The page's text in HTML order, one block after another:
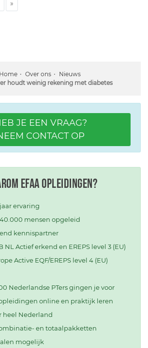
»
Home Over ons
Nieuws
houdt weinig rekening met diabetes
JE EEN VRAAG?
CONTACT OP
EFAA opleidingen?
ervaring
mensen opgeleid
kennispartner
NL Actief erkend en EREPS level 3 (EU)
Active EQF/EREPS level 4 (EU)
Nederlandse PTers gingen je voor
online en praktijk leren
heel Nederland
en totaalpakketten
mogelijk